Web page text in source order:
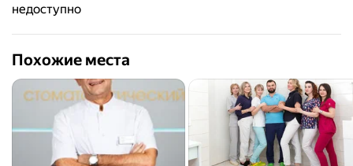
недоступно
Похожие места